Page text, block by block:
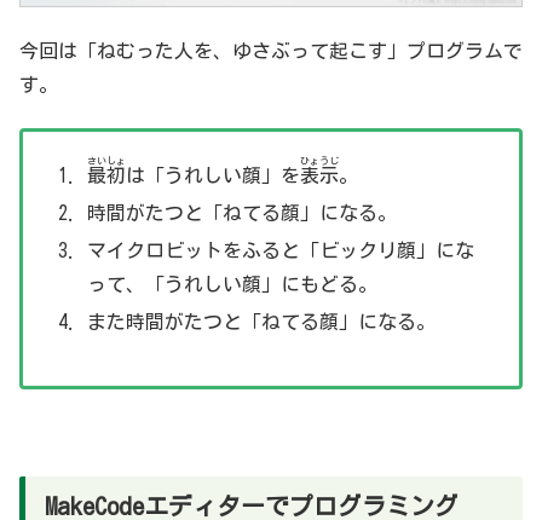
今回は「ねむった人を、ゆさぶって起こす」プログラムで
す。
最初
さいしょ
は「うれしい顔」を表示
ひょうじ
。
時間がたつと「ねてる顔」になる。
マイクロビットをふると「ビックリ顔」にな
って、「うれしい顔」にもどる。
また時間がたつと「ねてる顔」になる。
MakeCodeエディターでプログラミング